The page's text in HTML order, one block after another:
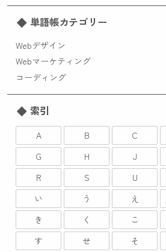
単語帳カテゴリー
Webデザイン
Webマーケティング
コーディング
索引
A B C
G
H J
R
S U
い
う え
き
く こ
す
せ そ